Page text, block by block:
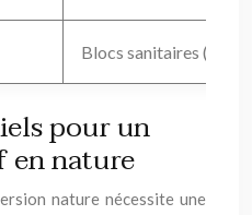
Blocs sanitaires
pour un
en nature
nature nécessite une